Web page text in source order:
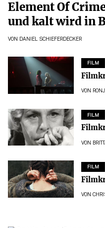
Element Of
und kalt wird in
VON DANIEL SCHIEFERDECKER
FILM
VON
FILM
VON
FILM
VON